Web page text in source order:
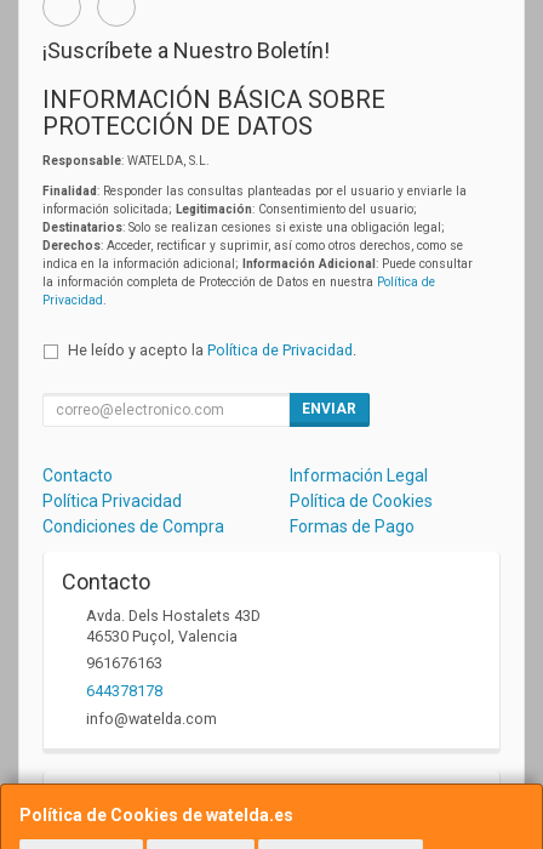
Política de Cookies de watelda.es
¡Suscríbete a Nuestro Boletín!
INFORMACIÓN BÁSICA SOBRE
PROTECCIÓN DE DATOS
Responsable: WATELDA, S.L.
Finalidad: Responder las consultas planteadas por el usuario y enviarle la
información solicitada; Legitimación: Consentimiento del usuario;
Destinatarios: Solo se realizan cesiones si existe una obligación legal;
Derechos: Acceder, rectificar y suprimir, así como otros derechos, como se
indica en la información adicional;
Información Adicional : Puede consultar
la información completa de Protección de Datos en nuestra Política de
Privacidad
He leído y acepto la Política de Privacidad
ENVIAR
Contacto
Información Legal
Política Privacidad
Política de Cookies
Condiciones de Compra
Formas de Pago
Contacto
Avda. Dels Hostalets 43D
46530 Puçol Valencia
961676163
644378178
info@watelda.com